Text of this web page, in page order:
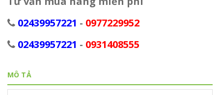
02439957221 - 0977229952
02439957221 - 0931408555
MÔ TẢ